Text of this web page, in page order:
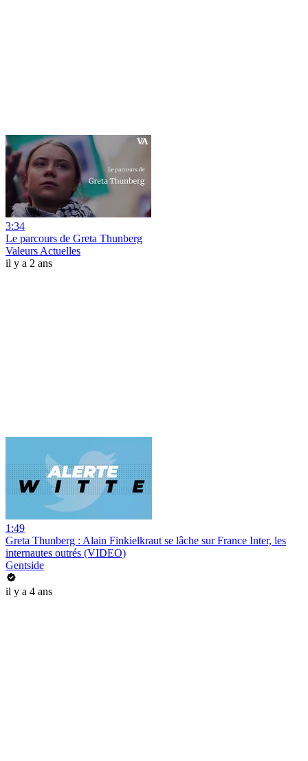
3:34
Le parcours de Greta Thunberg
Valeurs Actuelles
il y a 2 ans
1:49
Greta Thunberg : Alain Finkielkraut se lâche sur France Inter, les
internautes outrés (VIDEO)
Gentside
il y a 4 ans